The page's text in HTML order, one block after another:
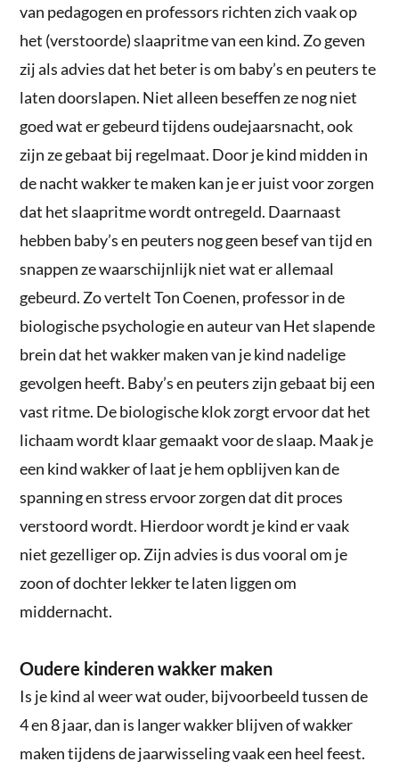
van pedagogen en professors richten zich vaak op
het (verstoorde) slaapritme van een kind. Zo geven
zij als advies dat het beter is om baby’s en peuters te
laten doorslapen. Niet alleen beseffen ze nog niet
goed wat er gebeurd tijdens oudejaarsnacht, ook
zijn ze gebaat bij regelmaat. Door je kind midden in
de nacht wakker te maken kan je er juist voor zorgen
dat het slaapritme wordt ontregeld. Daarnaast
hebben baby’s en peuters nog geen besef van tijd en
snappen ze waarschijnlijk niet wat er allemaal
gebeurd. Zo vertelt Ton Coenen, professor in de
biologische psychologie en auteur van Het slapende
brein dat het wakker maken van je kind nadelige
gevolgen heeft. Baby’s en peuters zijn gebaat bij een
vast ritme. De biologische klok zorgt ervoor dat het
lichaam wordt klaar gemaakt voor de slaap. Maak je
een kind wakker of laat je hem opblijven kan de
spanning en stress ervoor zorgen dat dit proces
verstoord wordt. Hierdoor wordt je kind er vaak
niet gezelliger op. Zijn advies is dus vooral om je
zoon of dochter lekker te laten liggen om
middernacht.
Oudere kinderen wakker maken
Is je kind al weer wat ouder, bijvoorbeeld tussen de
4 en 8 jaar, dan is langer wakker blijven of wakker
maken tijdens de jaarwisseling vaak een heel feest.